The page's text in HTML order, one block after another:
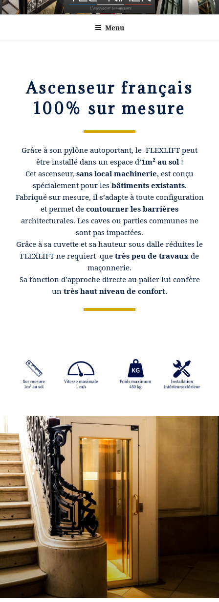
Aller
au
Technirem
Menu
Ascenseur français
100% sur mesure
Grâce à son pylône autoportant, le FLEXLIFT peut
être installé dans un espace d’1m² au sol!
Cet ascenseur, sans local machinerie, est conçu
spécialement pour les bâtiments existants.
Fabriqué sur mesure, il s’adapte à toute configuration
et permet de contourner les barrières
architecturales. Les caves ou parties communes ne
sont pas impactées.
Grâce à sa cuvette et sa hauteur sous dalle réduites le
FLEXLIFT ne requiert que très peu de travaux de
maçonnerie.
Sa fonction d’approche directe au palier lui confère
un très haut niveau de confort.